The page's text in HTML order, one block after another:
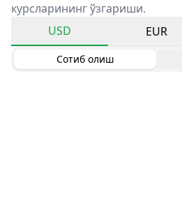
курсларининг ўзгариши.
USD
EUR
Сотиб олиш